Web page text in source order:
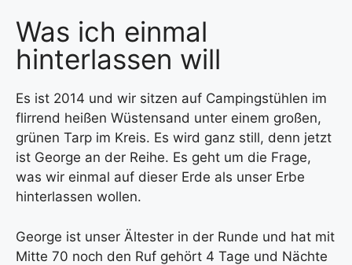
Was ich einmal
hinterlassen will
Es ist 2014 und wir sitzen auf Campingstühlen im
flirrend heißen Wüstensand unter einem großen,
grünen Tarp im Kreis. Es wird ganz still, denn jetzt
ist George an der Reihe. Es geht um die Frage,
was wir einmal auf dieser Erde als unser Erbe
hinterlassen wollen.
George ist unser Ältester in der Runde und hat mit
Mitte 70 noch den Ruf gehört 4 Tage und Nächte